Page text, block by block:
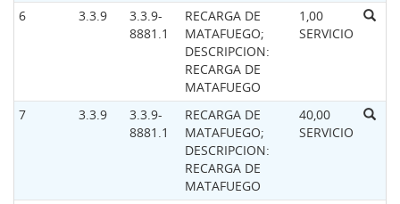
6 3.3.9
3.3.9-
8881.1
RECARGA DE
MATAFUEGO;
DESCRIPCION:
RECARGA DE
MATAFUEGO
1,00
SERVICIO
7 3.3.9
3.3.9-
8881.1
RECARGA DE
MATAFUEGO;
DESCRIPCION:
RECARGA DE
MATAFUEGO
40,00
SERVICIO